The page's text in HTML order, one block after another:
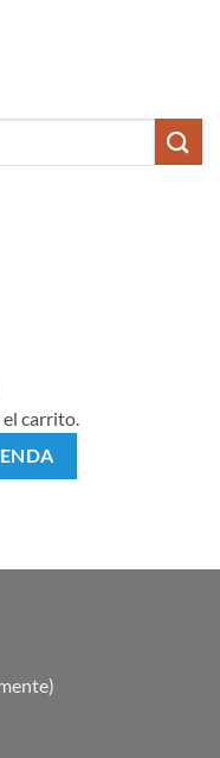
carrito.